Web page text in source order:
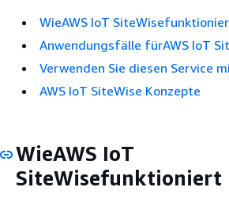
WieAWS IoT
Anwendungsfälle fürAWS IoT
Verwenden Sie diesen Service
AWS IoT SiteWise Konzepte
WieAWS IoT
SiteWisefunktioniert